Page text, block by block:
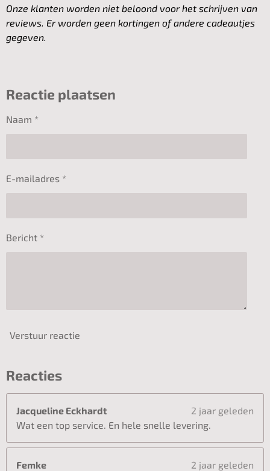
Onze klanten worden niet beloond voor het schrijven van
reviews. Er worden geen kortingen of andere cadeautjes
gegeven.
Reactie plaatsen
Naam *
E-mailadres *
Bericht *
Verstuur reactie
Reacties
Jacqueline Eckhardt
2 jaar geleden
Wat een top service. En hele snelle levering.
Femke
2 jaar geleden